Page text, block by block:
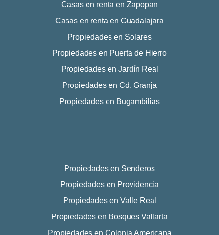
Casas en renta en Zapopan
Casas en renta en Guadalajara
Propiedades en Solares
Propiedades en Puerta de Hierro
Propiedades en Jardín Real
Propiedades en Cd. Granja
Propiedades en Bugambilias
Propiedades en Senderos
Propiedades en Providencia
Propiedades en Valle Real
Propiedades en Bosques Vallarta
Propiedades en Colonia Americana